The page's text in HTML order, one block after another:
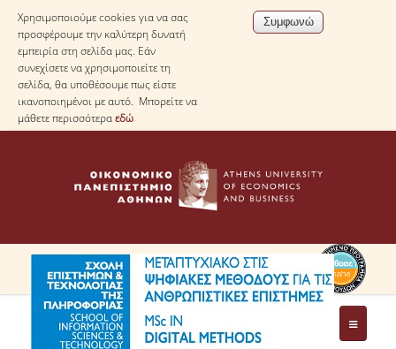
Χρησιμοποιούμε cookies για να σας
προσφέρουμε την καλύτερη δυνατή
εμπειρία στη σελίδα μας. Εάν
συνεχίσετε να χρησιμοποιείτε τη
σελίδα, θα υποθέσουμε πως είστε
ικανοποιημένοι με αυτό. Μπορείτε να
μάθετε περισσότεραεδώ